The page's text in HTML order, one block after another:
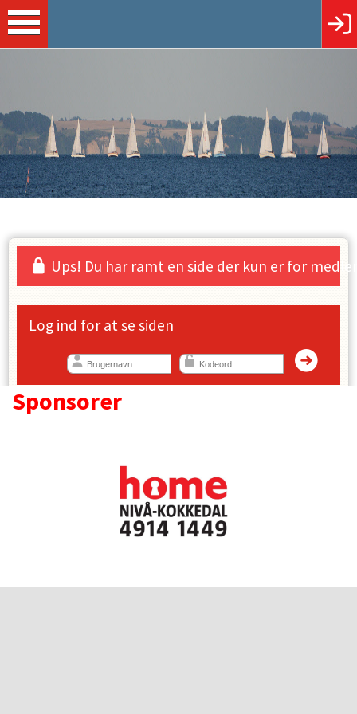
Ups! Du har ramt en side der kun er for
Log ind for at se siden
Sponsorer